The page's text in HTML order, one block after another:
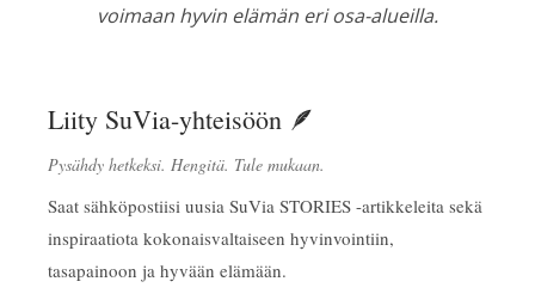
voimaan hyvin elämän eri osa-alueilla.
Liity SuVia-yhteisöön 🪶
Pysähdy hetkeksi. Hengitä. Tule mukaan.
Saat sähköpostiisi uusia SuVia STORIES -artikkeleita sekä
inspiraatiota kokonaisvaltaiseen hyvinvointiin,
tasapainoon ja hyvään elämään.